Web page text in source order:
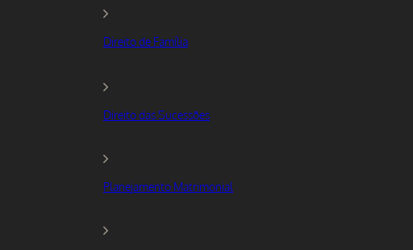
Direito de Família
Direito das Sucessões
Planejamento Matrimonial